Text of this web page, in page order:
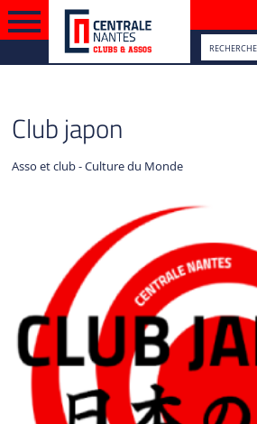
Club japon
Asso et club - Culture du Monde